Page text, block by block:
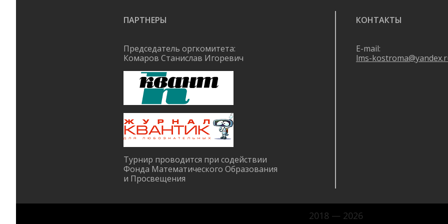
ПАРТНЕРЫ
Председатель оргкомитета:
Комаров Станислав Игоревич
Турнир проводится при содействии
Фонда Математического Образования
и Просвещения
КОНТАКТЫ
E-mail:
lms-
2018 — 2026